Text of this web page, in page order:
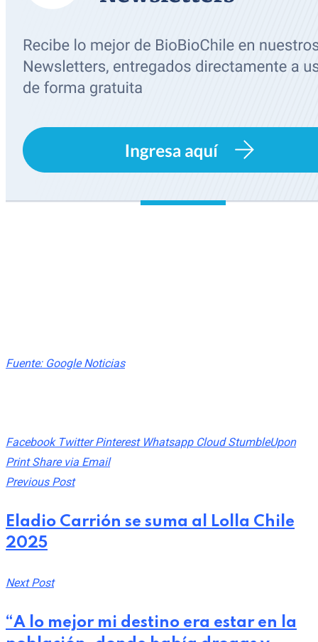
Fuente: Google Noticias
Facebook Twitter Pinterest Whatsapp Cloud StumbleUpon
Print Share via Email
Previous Post
Eladio Carrión se suma al Lolla Chile
2025
Next Post
“A lo mejor mi destino era estar en la